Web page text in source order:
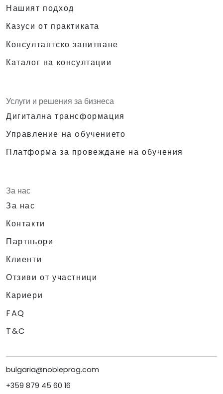
Нашият подход
Казуси от практиката
Консултантско запитване
Каталог на консултации
Услуги и решения за бизнеса
Дигитална трансформация
Управление на oбучението
Платформа за провеждане на обучения
За нас
За нас
Контакти
Партньори
Клиенти
Отзиви от участници
Кариери
FAQ
T&C
bulgaria@nobleprog.com
+359 879 45 60 16